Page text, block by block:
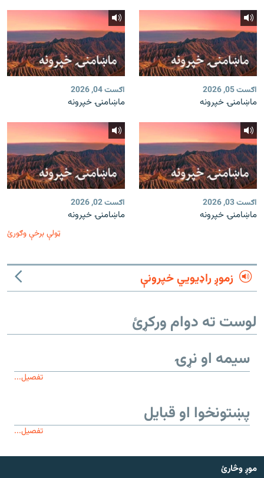
اګست 05, 2026
ماښامنۍ خپرونه
اګست 04, 2026
ماښامنۍ خپرونه
اګست 03, 2026
ماښامنۍ خپرونه
اګست 02, 2026
ماښامنۍ خپرونه
ټولې برخې وګورئ
زموږ راډیويي خپرونې
لوست ته دوام ورکړئ
سیمه او نړۍ
تفصیل...
پښتونخوا او قبایل
تفصیل...
موږ وڅارئ